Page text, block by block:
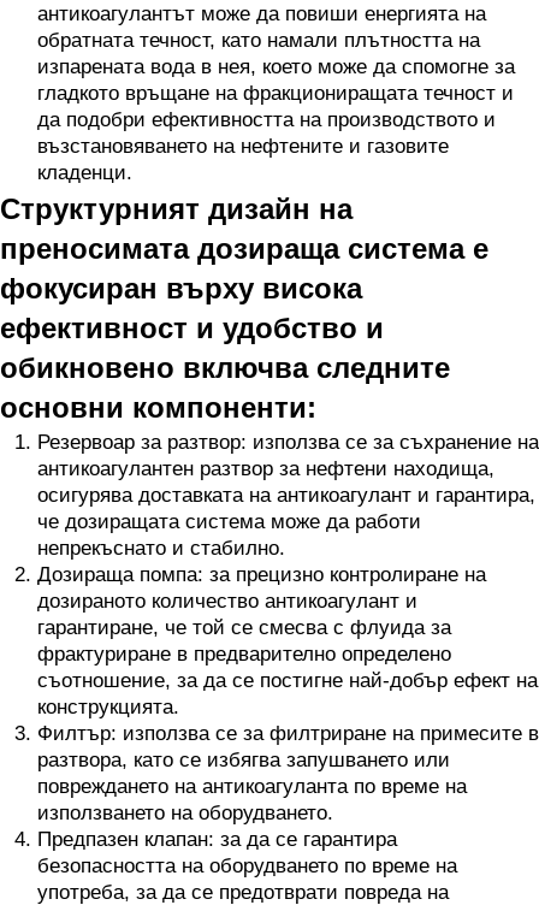
антикоагулантът може да повиши енергията на
обратната течност, като намали плътността на
изпарената вода в нея, което може да спомогне за
гладкото връщане на фракциониращата течност и
да подобри ефективността на производството и
възстановяването на нефтените и газовите
кладенци.
Структурният дизайн на
преносимата дозираща система е
фокусиран върху висока
ефективност и удобство и
обикновено включва следните
основни компоненти:
Резервоар за разтвор: използва се за съхранение на
антикоагулантен разтвор за нефтени находища,
осигурява доставката на антикоагулант и гарантира,
че дозиращата система може да работи
непрекъснато и стабилно.
Дозираща помпа: за прецизно контролиране на
дозираното количество антикоагулант и
гарантиране, че той се смесва с флуида за
фрактуриране в предварително определено
съотношение, за да се постигне най-добър ефект на
конструкцията.
Филтър: използва се за филтриране на примесите в
разтвора, като се избягва запушването или
повреждането на антикоагуланта по време на
използването на оборудването.
Предпазен клапан: за да се гарантира
безопасността на оборудването по време на
употреба, за да се предотврати повреда на